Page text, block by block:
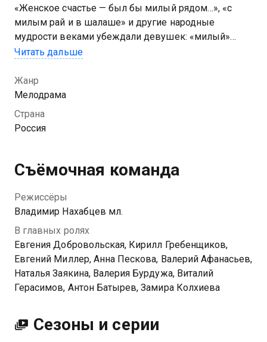
«Женское счастье — был бы милый рядом…», «с
милым рай и в шалаше» и другие народные
мудрости веками убеждали девушек: «милый»
должен быть только один. А что делать, если их
Вместо одного идеального мужчины она нашла
сразу двоих: романтичного Александра и
спокойного Владимира. Анна любит их обоих и
никак не может определиться, кто ей нужен. Но
Читать дальше
Жанр
Мелодрама
Страна
Россия
Съёмочная команда
Режиссёры
Владимир Нахабцев мл.
В главных ролях
Евгения Добровольская, Кирилл Гребенщиков,
Евгений Миллер, Анна Пескова, Валерий Афанасьев,
Наталья Заякина, Валерия Бурдужа, Виталий
Герасимов, Антон Батырев, Замира Колхиева
Сезоны и серии